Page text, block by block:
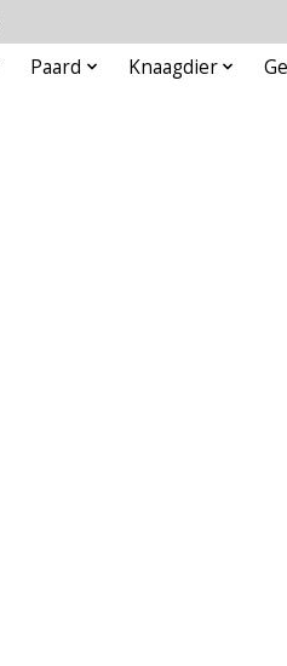
Paard Knaagdier